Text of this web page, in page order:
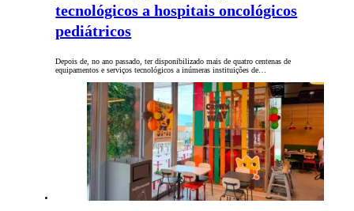
tecnológicos a hospitais oncológicos
pediátricos
Depois de, no ano passado, ter disponibilizado mais de quatro centenas de
equipamentos e serviços tecnológicos a inúmeras instituições de…